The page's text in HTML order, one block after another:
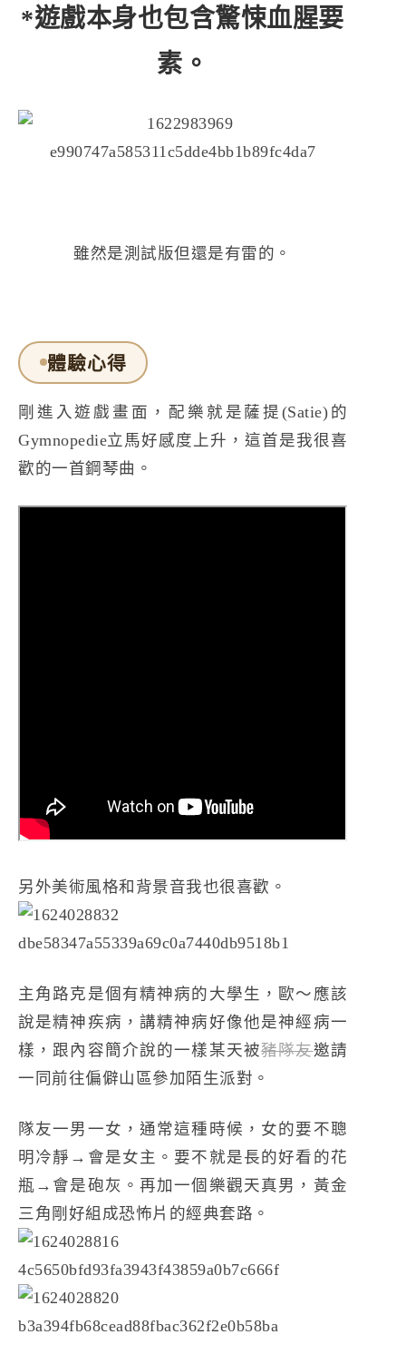
*遊戲本身也包含驚悚血腥要
素。
雖然是測試版但還是有雷的。
體驗心得
剛進入遊戲畫面，配樂就是薩提(Satie)的
Gymnopedie立馬好感度上升，這首是我很喜
歡的一首鋼琴曲。
另外美術風格和背景音我也很喜歡。
主角路克是個有精神病的大學生，歐～應該
說是精神疾病，講精神病好像他是神經病一
樣，跟內容簡介說的一樣某天被豬隊友邀請
一同前往偏僻山區參加陌生派對。
隊友一男一女，通常這種時候，女的要不聰
明冷靜→會是女主。要不就是長的好看的花
瓶→會是砲灰。再加一個樂觀天真男，黃金
三角剛好組成恐怖片的經典套路。